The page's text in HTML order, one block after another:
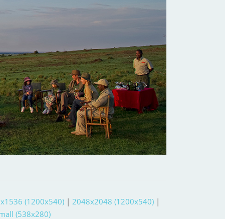
(1200x540) | 2048x2048 (1200x540) |
(538x280)